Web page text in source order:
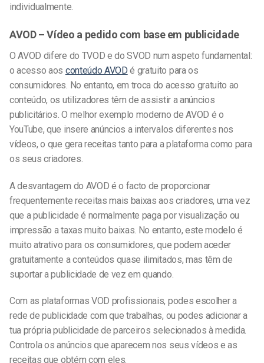
individualmente.
AVOD – Vídeo a pedido com base em publicidade
O AVOD difere do TVOD e do SVOD num aspeto fundamental:
o acesso aos conteúdo AVOD é gratuito para os
consumidores. No entanto, em troca do acesso gratuito ao
conteúdo, os utilizadores têm de assistir a anúncios
publicitários. O melhor exemplo moderno de AVOD é o
YouTube, que insere anúncios a intervalos diferentes nos
vídeos, o que gera receitas tanto para a plataforma como para
os seus criadores.
A desvantagem do AVOD é o facto de proporcionar
frequentemente receitas mais baixas aos criadores, uma vez
que a publicidade é normalmente paga por visualização ou
impressão a taxas muito baixas. No entanto, este modelo é
muito atrativo para os consumidores, que podem aceder
gratuitamente a conteúdos quase ilimitados, mas têm de
suportar a publicidade de vez em quando.
Com as plataformas VOD profissionais, podes escolher a
rede de publicidade com que trabalhas, ou podes adicionar a
tua própria publicidade de parceiros selecionados à medida.
Controla os anúncios que aparecem nos seus vídeos e as
receitas que obtém com eles.